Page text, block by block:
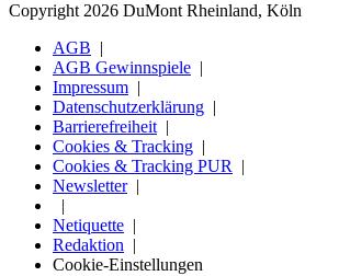
Copyright 2026 DuMont Rheinland, Köln
AGB
AGB Gewinnspiele
Impressum
Datenschutzerklärung
Barrierefreiheit
Cookies & Tracking
Cookies & Tracking PUR
Newsletter
Netiquette
Redaktion
Cookie-Einstellungen